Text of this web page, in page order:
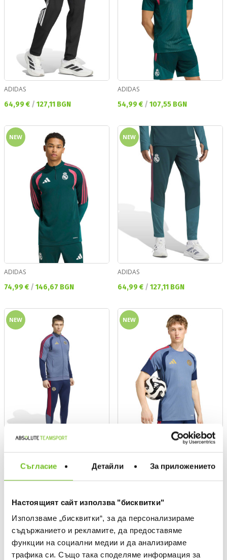
Съгласие Детайли За приложението
Настоящият сайт използва "бисквитки"
Използваме „бисквитки“, за да персонализираме
съдържанието и рекламите, да предоставяме
функции на социални медии и да анализираме
трафика си. Също така споделяме информация за
ADIDAS
Текуща цена:
64,99 € / 127,11 BGN
ADIDAS
Текуща цена:
54,99 € / 107,55 BGN
NEW
ADIDAS
Текуща цена:
74,99 € / 146,67 BGN
NEW
ADIDAS
Текуща цена:
64,99 € / 127,11 BGN
NEW
Текуща цена:
129,99 €/254,24 BGN
NEW
Текуща цена:
54,99 € 107,55 BGN
NEW NEW